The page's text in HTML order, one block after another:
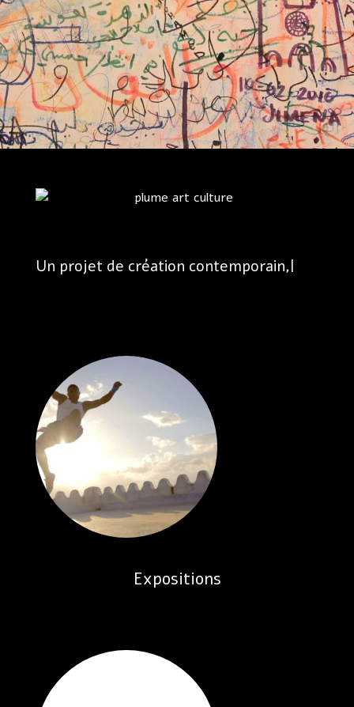
Un projet de création contemporain,|
Expositions